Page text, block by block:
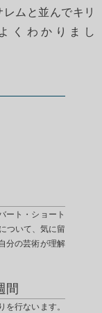
ムと並んでキリ
くわかりまし
ート・ショート
ついて、気に留
分の芸術が理解
間
行ないます。